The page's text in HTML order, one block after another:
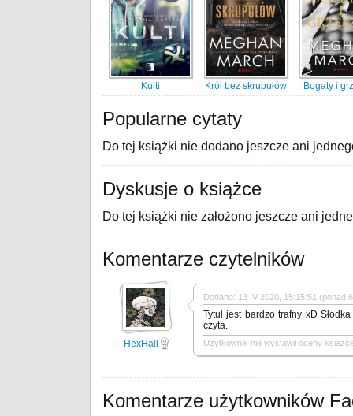
Kulti Król bez skrupułów Bogaty i
Popularne cytaty
Do tej książki nie dodano jeszcze ani
Dyskusje o książce
Do tej książki nie założono jeszcze ani
Komentarze czytelników
HexHall
Dodano: 13 IV 2020, 15:15:51 (ponad
Tytuł jest bardzo trafny xD
czyta.
Użytkownik nie wystawił oceny
Komentarze użytkowników